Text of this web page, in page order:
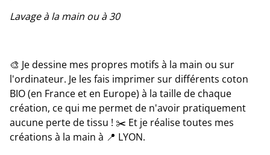
Lavage à la main ou à 30
🎨 Je dessine mes propres motifs à la main ou sur
l'ordinateur. Je les fais imprimer sur différents coton
BIO (en France et en Europe) à la taille de chaque
création, ce qui me permet de n'avoir pratiquement
aucune perte de tissu ! ✂️ Et je réalise toutes mes
créations à la main à 📍 LYON.